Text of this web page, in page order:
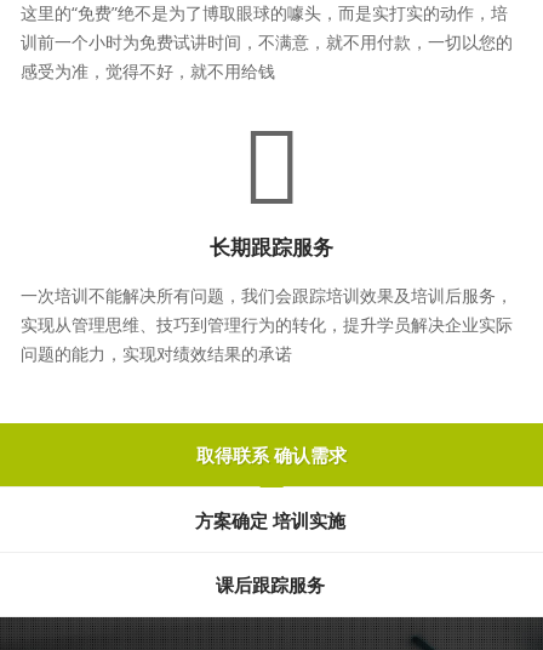
这里的“免费”绝不是为了博取眼球的噱头，而是实打实的动作，培
训前一个小时为免费试讲时间，不满意，就不用付款，一切以您的
感受为准，觉得不好，就不用给钱
长期跟踪服务
一次培训不能解决所有问题，我们会跟踪培训效果及培训后服务，
实现从管理思维、技巧到管理行为的转化，提升学员解决企业实际
问题的能力，实现对绩效结果的承诺
取得联系 确认需求
方案确定 培训实施
课后跟踪服务